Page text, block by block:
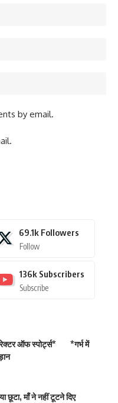
by email.
69.1k Followers
Follow
136k Subscribers
Subscribe
ऑफ स्पोर्ट्स* *गर्भ में
छूटा, माँ ने नहीं टूटने दिए